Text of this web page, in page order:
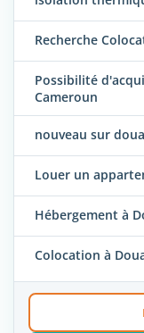
Recherche
Possibilité
Cameroun
nouveau sur
Louer un
Hébergement à
Colocation à